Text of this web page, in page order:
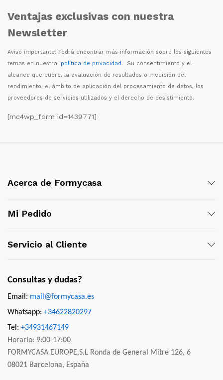
Ventajas exclusivas con nuestra
Newsletter
Aviso importante: Podrá encontrar más información sobre los siguientes
temas en nuestra: política de privacidad. Su consentimiento y el
alcance que cubre, la evaluación de resultados o medición del
rendimiento, el ámbito de aplicación del procesamiento de datos, los
proveedores de servicios utilizados y el derecho de desistimiento.
[mc4wp_form id=1439771]
Acerca de Formycasa
Mi Pedido
Servicio al Cliente
Consultas y dudas?
Email: mail@formycasa.es
Whatsapp: +34622820297
Tel: +34931467149
Horario: 9:00-17:00
FORMYCASA EUROPE,S.L Ronda de General Mitre 126, 6
08021 Barcelona, España